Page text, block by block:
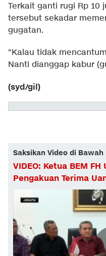
Terkait ganti rugi Rp 10
tersebut sekadar
gugatan.
"Kalau tidak
Nanti dianggap kabur
(syd/gil)
Saksikan Video di Bawah
VIDEO: Ketua BEM
Pengakuan Terima